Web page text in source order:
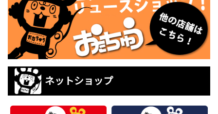
ネットショップ